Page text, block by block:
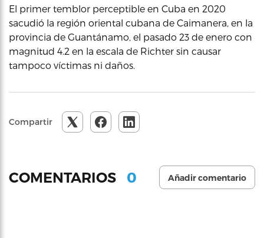
El primer temblor perceptible en Cuba en 2020
sacudió la región oriental cubana de Caimanera, en la
provincia de Guantánamo, el pasado 23 de enero con
magnitud 4.2 en la escala de Richter sin causar
tampoco víctimas ni daños.
Compartir
COMENTARIOS 0 Añadir comentario